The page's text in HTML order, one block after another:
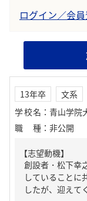
ログイン／会
13年卒 文系
学校名 ： 青山学院
職種 ： 非公開
【志望動機】
創設者・松下幸
していることに
したが、迎えて